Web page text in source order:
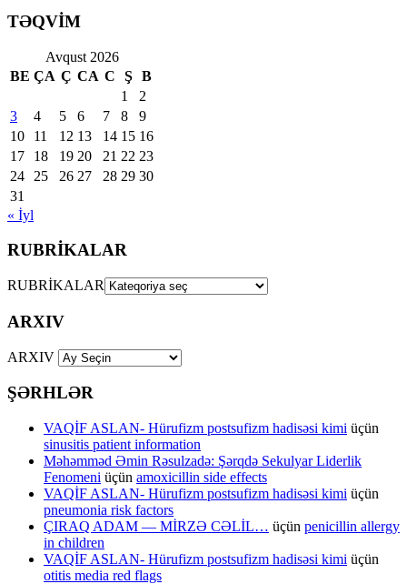
TƏQVİM
Avqust 2026
BE ÇA Ç CA C Ş
B
1
2
3
4 5 6 7 8
9
10
11 12 13 14 15 16
17
18 19 20 21 22 23
24
25 26 27 28 29 30
31
« İyl
RUBRİKALAR
RUBRİKALAR
ARXIV
ARXIV
ŞƏRHLƏR
VAQİF ASLAN- Hürufizm postsufizm hadisəsi kimi üçün
sinusitis patient information
Məhəmməd Əmin Rəsulzadə: Şərqdə Sekulyar Liderlik
Fenomeni üçün amoxicillin side effects
VAQİF ASLAN- Hürufizm postsufizm hadisəsi kimi üçün
pneumonia risk factors
ÇIRAQ ADAM — MİRZƏ CƏLİL… üçün penicillin allergy
in children
VAQİF ASLAN- Hürufizm postsufizm hadisəsi kimi üçün
otitis media red flags